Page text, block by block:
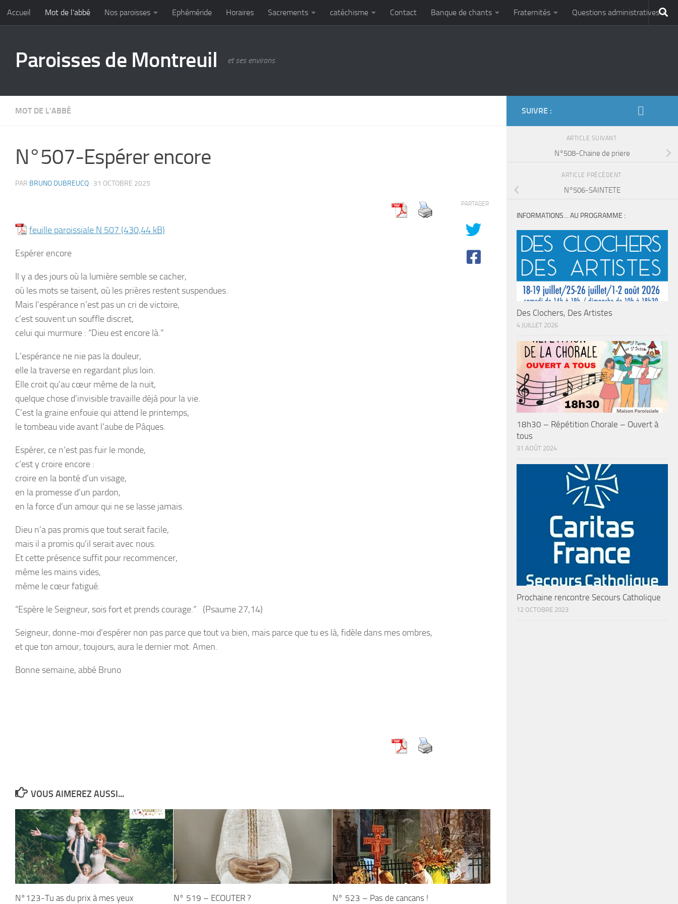
Skip to content
Accueil Mot de l’abbé Nos paroisses Ephéméride Horaires Sacrements catéchisme Contact Banque de chants Fraternités Questions administratives
Paroisses de Montreuil et ses environs
MOT DE L'ABBÉ
N°507-Espérer encore
PAR BRUNO DUBREUCQ · 31 OCTOBRE 2025
feuille paroissiale N 507
Espérer encore
Il y a des jours où la lumière semble se cacher,
où les mots se taisent, où les prières restent suspendues.
Mais l’espérance n’est pas un cri de victoire,
c’est souvent un souffle discret,
celui qui murmure : “Dieu est encore là.”
L’espérance ne nie pas la douleur,
elle la traverse en regardant plus loin.
Elle croit qu’au cœur même de la nuit,
quelque chose d’invisible travaille déjà pour la vie.
C’est la graine enfouie qui attend le printemps,
le tombeau vide avant l’aube de Pâques.
Espérer, ce n’est pas fuir le monde,
c’esty croire encore :
croire en la bonté d’un visage,
en la promesse d’un pardon,
en la force d’un amour qui ne se lasse jamais.
Dieu n’a pas promis que tout serait facile,
mais il a promis qu’il seraitavec nous.
Et cette présence suffit pour recommencer,
même les mains vides,
même le cœur fatigué.
“Espère le Seigneur, sois fort et prends courage.” (Psaume 27,14)
Seigneur, donne-moi d’espérer non pas parce que tout va bien, mais parce quetu es là, fidèle dans mes ombres,
et que ton amour, toujours, aura le dernier mot. Amen.
Bonne semaine, abbé Bruno
PARTAGER
VOUS AIMEREZ AUSSI...
N°123-Tu as du prix à mes yeux N° 519 – ECOUTER ? N° 523 – Pas de cancans !
SUIVRE :
ARTICLE SUIVANT
N°508-Chaine de priere
ARTICLE PRÉCÉDENT
N°506-SAINTETE
INFORMATIONS… AU PROGRAMME :
Des Clochers, Des Artistes
4 JUILLET 2026
18h30 – Répétition Chorale – Ouvert à
tous
31 AOÛT 2024
Prochaine rencontre Secours Catholique
12 OCTOBRE 2023